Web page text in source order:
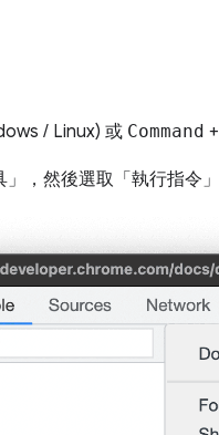
/ Linux) 或 Command +
，然後選取「執行指令」